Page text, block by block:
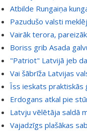
Atbilde Rungaiņa
Pazudušo valsti
Vairāk terora,
Boriss grib Asada
"Patriot" Latvijā jeb
Vai šābrīža Latvijas
Īss ieskats praktiskās
Erdogans atkal pie
Latvju vēlētāja saldā
Vajadzīgs plašākas